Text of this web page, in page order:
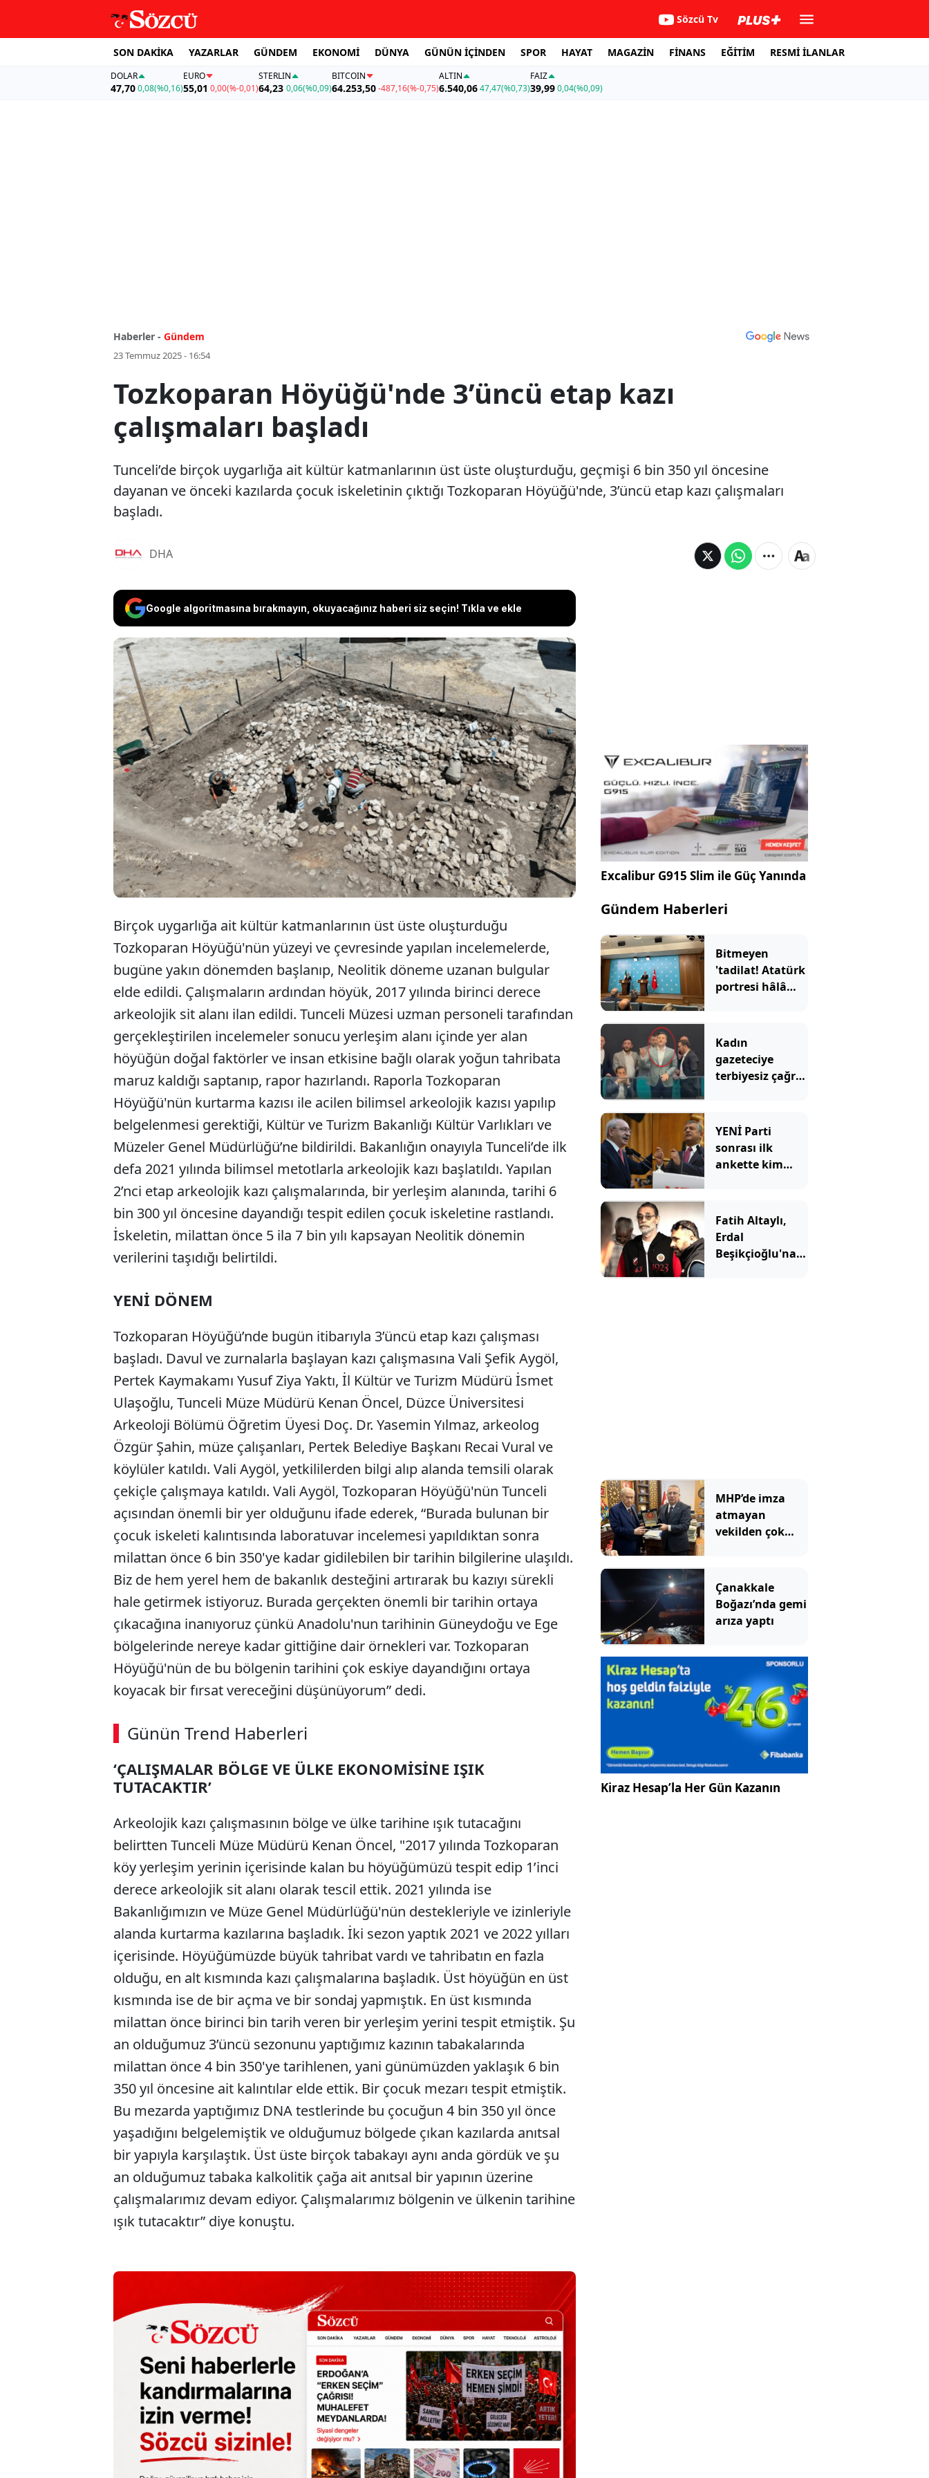
Sözcü Tv
SON DAKİKA YAZARLAR GÜNDEM EKONOMİ DÜNYA GÜNÜN İÇİNDEN SPOR HAYAT MAGAZİN FİNANS EĞİTİM RESMİ İLANLAR
DOLAR
47,700,08(%0,16)
EURO
55,01 0,00(%-0,01)
STERLIN
64,23 0,06(%0,09)
BITCOIN
64.253,50-487,16(%-0,75)
ALTIN
6.540,0647,47(%0,73)
FAİZ
39,990,04(%0,09)
Haberler - Gündem
23 Temmuz 2025 - 16:54
Tozkoparan Höyüğü'nde 3’üncü etap kazı
çalışmaları başladı
Tunceli’de birçok uygarlığa ait kültür katmanlarının üst üste oluşturduğu, geçmişi 6 bin 350 yıl öncesine
dayanan ve önceki kazılarda çocuk iskeletinin çıktığı Tozkoparan Höyüğü'nde, 3’üncü etap kazı çalışmaları
başladı.
DHA
Google algoritmasına bırakmayın, okuyacağınız haberi siz seçin! Tıkla ve ekle
Tunceli’de birçok uygarlığa ait kültür katmanlarının üst üste
oluşturduğu, geçmişi 6 bin 350 yıl öncesine dayanan ve önceki
kazılarda çocuk iskeletinin çıktığı Tozkoparan Höyüğü'nde,
3’üncü etap kazı çalışmaları başladı.
Birçok uygarlığa ait kültür katmanlarının üst üste oluşturduğu
Tozkoparan Höyüğü'nün yüzeyi ve çevresinde yapılan incelemelerde,
bugüne yakın dönemden başlanıp, Neolitik döneme uzanan bulgular
elde edildi. Çalışmaların ardından höyük, 2017 yılında birinci derece
arkeolojik sit alanı ilan edildi. Tunceli Müzesi uzman personeli tarafından
gerçekleştirilen incelemeler sonucu yerleşim alanı içinde yer alan
höyüğün doğal faktörler ve insan etkisine bağlı olarak yoğun tahribata
maruz kaldığı saptanıp, rapor hazırlandı. Raporla Tozkoparan
Höyüğü'nün kurtarma kazısı ile acilen bilimsel arkeolojik kazısı yapılıp
belgelenmesi gerektiği, Kültür ve Turizm Bakanlığı Kültür Varlıkları ve
Müzeler Genel Müdürlüğü’ne bildirildi. Bakanlığın onayıyla Tunceli’de ilk
defa 2021 yılında bilimsel metotlarla arkeolojik kazı başlatıldı. Yapılan
2’nci etap arkeolojik kazı çalışmalarında, bir yerleşim alanında, tarihi 6
bin 300 yıl öncesine dayandığı tespit edilen çocuk iskeletine rastlandı.
İskeletin, milattan önce 5 ila 7 bin yılı kapsayan Neolitik dönemin
verilerini taşıdığı belirtildi.
YENİ DÖNEM
Tozkoparan Höyüğü’nde bugün itibarıyla 3’üncü etap kazı çalışması
başladı. Davul ve zurnalarla başlayan kazı çalışmasına Vali Şefik Aygöl,
Pertek Kaymakamı Yusuf Ziya Yaktı, İl Kültür ve Turizm Müdürü İsmet
Ulaşoğlu, Tunceli Müze Müdürü Kenan Öncel, Düzce Üniversitesi
Arkeoloji Bölümü Öğretim Üyesi Doç. Dr. Yasemin Yılmaz, arkeolog
Özgür Şahin, müze çalışanları, Pertek Belediye Başkanı Recai Vural ve
köylüler katıldı. Vali Aygöl, yetkililerden bilgi alıp alanda temsili olarak
çekiçle çalışmaya katıldı. Vali Aygöl, Tozkoparan Höyüğü'nün Tunceli
açısından önemli bir yer olduğunu ifade ederek, “Burada bulunan bir
çocuk iskeleti kalıntısında laboratuvar incelemesi yapıldıktan sonra
milattan önce 6 bin 350'ye kadar gidilebilen bir tarihin bilgilerine ulaşıldı.
Biz de hem yerel hem de bakanlık desteğini artırarak bu kazıyı sürekli
hale getirmek istiyoruz. Burada gerçekten önemli bir tarihin ortaya
çıkacağına inanıyoruz çünkü Anadolu'nun tarihinin Güneydoğu ve Ege
bölgelerinde nereye kadar gittiğine dair örnekleri var. Tozkoparan
Höyüğü'nün de bu bölgenin tarihini çok eskiye dayandığını ortaya
koyacak bir fırsat vereceğini düşünüyorum” dedi.
Günün Trend Haberleri
‘ÇALIŞMALAR BÖLGE VE ÜLKE EKONOMİSİNE IŞIK
TUTACAKTIR’
Arkeolojik kazı çalışmasının bölge ve ülke tarihine ışık tutacağını
belirtten Tunceli Müze Müdürü Kenan Öncel, "2017 yılında Tozkoparan
köy yerleşim yerinin içerisinde kalan bu höyüğümüzü tespit edip 1’inci
derece arkeolojik sit alanı olarak tescil ettik. 2021 yılında ise
Bakanlığımızın ve Müze Genel Müdürlüğü'nün destekleriyle ve izinleriyle
alanda kurtarma kazılarına başladık. İki sezon yaptık 2021 ve 2022 yılları
içerisinde. Höyüğümüzde büyük tahribat vardı ve tahribatın en fazla
olduğu, en alt kısmında kazı çalışmalarına başladık. Üst höyüğün en üst
kısmında ise de bir açma ve bir sondaj yapmıştık. En üst kısmında
milattan önce birinci bin tarih veren bir yerleşim yerini tespit etmiştik. Şu
an olduğumuz 3’üncü sezonunu yaptığımız kazının tabakalarında
milattan önce 4 bin 350'ye tarihlenen, yani günümüzden yaklaşık 6 bin
350 yıl öncesine ait kalıntılar elde ettik. Bir çocuk mezarı tespit etmiştik.
Bu mezarda yaptığımız DNA testlerinde bu çocuğun 4 bin 350 yıl önce
yaşadığını belgelemiştik ve olduğumuz bölgede çıkan kazılarda anıtsal
bir yapıyla karşılaştık. Üst üste birçok tabakayı aynı anda gördük ve şu
an olduğumuz tabaka kalkolitik çağa ait anıtsal bir yapının üzerine
çalışmalarımız devam ediyor. Çalışmalarımız bölgenin ve ülkenin tarihine
ışık tutacaktır” diye konuştu.
Excalibur G915 Slim ile Güç Yanında
Gündem Haberleri
Bitmeyen
'tadilat! Atatürk
portresi hâlâ
Kadın
gazeteciye
terbiyesiz çağrı:
YENİ Parti
sonrası ilk
ankette kim
Fatih Altaylı,
Erdal
Beşikçioğlu'na
MHP’de imza
atmayan
vekilden çok
canım var
Çanakkale
Boğazı’nda gemi
arıza yaptı
Kiraz Hesap’la Her Gün Kazanın